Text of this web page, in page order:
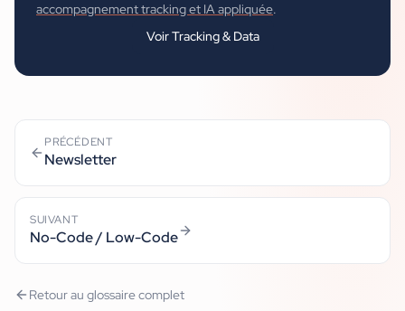
accompagnement tracking et IA appliquée.
VoirTracking & Data
PRÉCÉDENT
Newsletter
SUIVANT
No-Code / Low-Code
Retour au glossaire complet